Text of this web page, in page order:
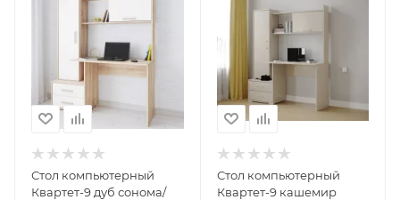
Стол компьютерный
Квартет-9 дуб сонома/
Стол компьютерный
Квартет-9 кашемир